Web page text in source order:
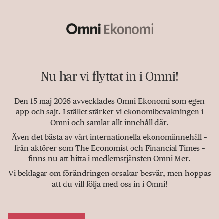
Nu har vi flyttat in i Omni!
Den 15 maj 2026 avvecklades Omni Ekonomi som egen
app och sajt. I stället stärker vi ekonomibevakningen i
Omni och samlar allt innehåll där.
Även det bästa av vårt internationella ekonomiinnehåll –
från aktörer som The Economist och Financial Times –
finns nu att hitta i medlemstjänsten Omni Mer.
Vi beklagar om förändringen orsakar besvär, men hoppas
att du vill följa med oss in i Omni!